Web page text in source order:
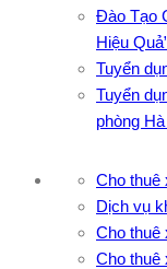
Đào Tạo
Hiệu
Tuyển
Tuyển
phòng
Cho thuê
Dịch vụ
Cho thuê
Cho thuê